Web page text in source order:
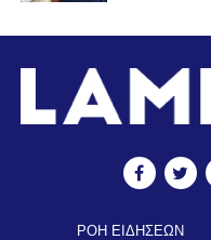
ΡΟΗ ΕΙΔΗΣΕΩΝ